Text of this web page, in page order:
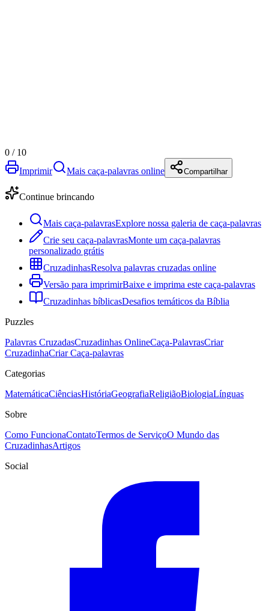
0 / 10
Imprimir
Mais caça-palavras online Compartilhar
Continue brincando
Mais caça-palavrasExplore nossa galeria de caça-palavras
Crie seu caça-palavrasMonte um caça-palavras
personalizado grátis
CruzadinhasResolva palavras cruzadas online
Versão para imprimirBaixe e imprima este caça-palavras
Cruzadinhas bíblicasDesafios temáticos da Bíblia
Puzzles
Palavras CruzadasCruzadinhas OnlineCaça-PalavrasCriar
CruzadinhaCriar Caça-palavras
Categorias
MatemáticaCiênciasHistóriaGeografiaReligiãoBiologiaLínguas
Sobre
Como FuncionaContatoTermos de ServiçoO Mundo das
CruzadinhasArtigos
Social